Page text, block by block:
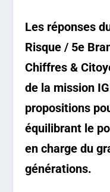
Les réponses
Risque / 5e
Chiffres &
de la mission
propositions
équilibrant le
en charge du
générations.